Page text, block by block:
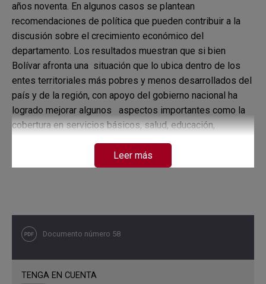
Documento número 58
TENGA EN CUENTA
años noventa. En algunos casos se plantean
recomendaciones de política que pueden contribuir a la
discusión sobre el crecimiento económico del
departamento. Los resultados muestran que si bien
Bolívar afronta una situación que lo ubica dentro de los
entes territoriales más pobres y menos desarrollados del
país y de la región, con apoyo del gobierno nacional ha
logrado mejorar algunos aspectos importantes como la
cobertura en servicios básicos, salud, educación,
hace falta un camino bastante largo en el mejoramiento
de la situación de los habitantes del departamento, lo cual
realizar un manejo eficiente de los recursos.
Leer más